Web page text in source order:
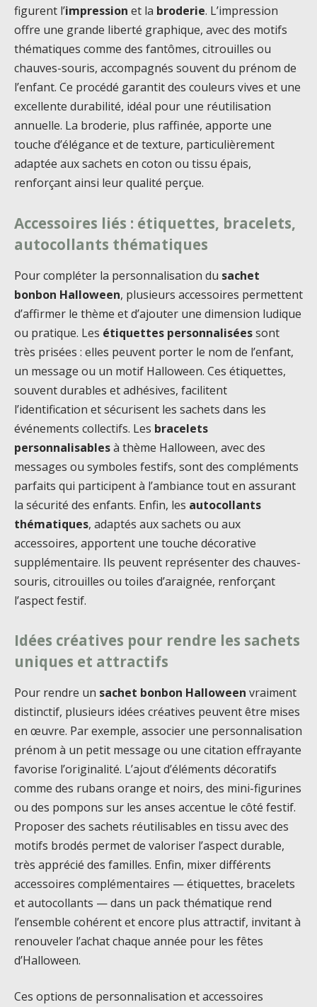
figurent l’impression et la broderie. L’impression
offre une grande liberté graphique, avec des motifs
thématiques comme des fantômes, citrouilles ou
chauves-souris, accompagnés souvent du prénom de
l’enfant. Ce procédé garantit des couleurs vives et une
excellente durabilité, idéal pour une réutilisation
annuelle. La broderie, plus raffinée, apporte une
touche d’élégance et de texture, particulièrement
adaptée aux sachets en coton ou tissu épais,
renforçant ainsi leur qualité perçue.
Accessoires liés : étiquettes, bracelets,
autocollants thématiques
Pour compléter la personnalisation du sachet
bonbon Halloween, plusieurs accessoires permettent
d’affirmer le thème et d’ajouter une dimension ludique
ou pratique. Les étiquettes personnaliséessont
très prisées : elles peuvent porter le nom de l’enfant,
un message ou un motif Halloween. Ces étiquettes,
souvent durables et adhésives, facilitent
l’identification et sécurisent les sachets dans les
événements collectifs. Les bracelets
personnalisablesà thème Halloween, avec des
messages ou symboles festifs, sont des compléments
parfaits qui participent à l’ambiance tout en assurant
la sécurité des enfants. Enfin, les autocollants
thématiques, adaptés aux sachets ou aux
accessoires, apportent une touche décorative
supplémentaire. Ils peuvent représenter des chauves-
souris, citrouilles ou toiles d’araignée, renforçant
l’aspect festif.
Idées créatives pour rendre les sachets
uniques et attractifs
Pour rendre un sachet bonbon Halloween vraiment
distinctif, plusieurs idées créatives peuvent être mises
en œuvre. Par exemple, associer une personnalisation
prénom à un petit message ou une citation effrayante
favorise l’originalité. L’ajout d’éléments décoratifs
comme des rubans orange et noirs, des mini-figurines
ou des pompons sur les anses accentue le côté festif.
Proposer des sachets réutilisables en tissu avec des
motifs brodés permet de valoriser l’aspect durable,
très apprécié des familles. Enfin, mixer différents
accessoires complémentaires — étiquettes, bracelets
et autocollants — dans un pack thématique rend
l’ensemble cohérent et encore plus attractif, invitant à
renouveler l’achat chaque année pour les fêtes
d’Halloween.
Ces options de personnalisation et accessoires